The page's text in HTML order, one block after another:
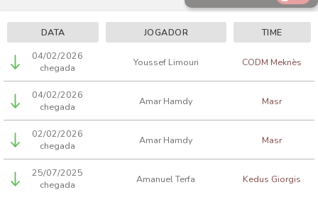
DATA JOGADOR
TIME
04/02/2026
chegada
Youssef Limouri CODM Meknès
04/02/2026
chegada
Amar Hamdy Masr
02/02/2026
chegada
Amar Hamdy Masr
25/07/2025
chegada
Amanuel Terfa Kedus Giorgis